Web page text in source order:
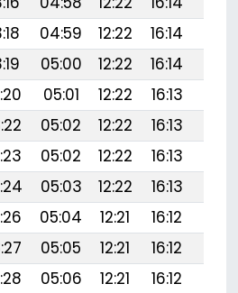
04:59 12:22 16:14
05:00 12:22 16:14
05:01 12:22 16:13
05:02 12:22 16:13
05:02 12:22 16:13
05:03 12:22 16:13
05:04 12:21 16:12
05:05 12:21 16:12
05:06 12:21 16:12